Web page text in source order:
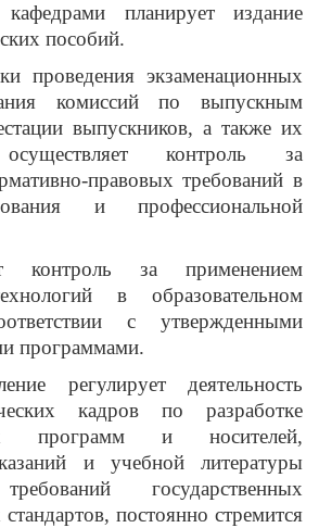
планирует издание
пособий.
проведения экзаменационных
комиссий по выпускным
выпускников, а также их
осуществляет контроль за
правовых требований в
и профессиональной
контроль за применением
в образовательном
с утвержденными
программами.
регулирует деятельность
кадров по разработке
программ и носителей,
и учебной литературы
государственных
постоянно стремится